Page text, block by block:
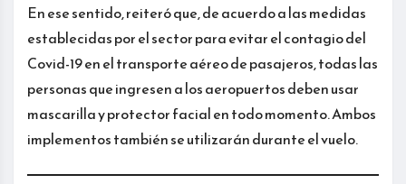
En ese sentido, reiteró que, de acuerdo a las medidas
establecidas por el sector para evitar el contagio del
Covid-19 en el transporte aéreo de pasajeros, todas las
personas que ingresen a los aeropuertos deben usar
mascarilla y protector facial en todo momento. Ambos
implementos también se utilizarán durante el vuelo.